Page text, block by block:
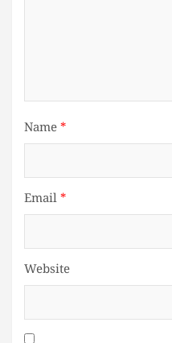
Name*
Email*
Website